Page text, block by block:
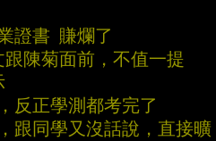
證書 賺爛了
陳菊面前，不值一提
反正學測都考完了
跟同學又沒話說，直接曠